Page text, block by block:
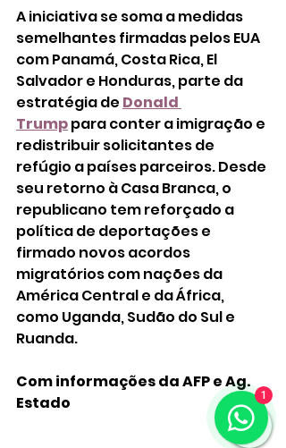
A iniciativa se soma a medidas
semelhantes firmadas pelos EUA
com Panamá, Costa Rica, El
Salvador e Honduras, parte da
estratégia de Donald
Trump para conter a imigração e
redistribuir solicitantes de
refúgio a países parceiros. Desde
seu retorno à Casa Branca, o
republicano tem reforçado a
política de deportações e
firmado novos acordos
migratórios com nações da
América Central e da África,
como Uganda, Sudão do Sul e
Ruanda.
Com informações da AFP e Ag.
Estado
1